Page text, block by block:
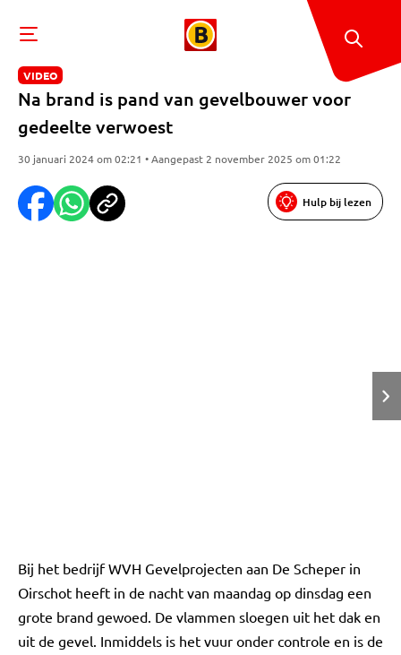
VIDEO
Na brand is pand van gevelbouwer voor
gedeelte verwoest
30 januari 2024 om 02:21 • Aangepast 2 november 2025 om 01:22
Hulp bij lezen
Bij het bedrijf WVH Gevelprojecten aan De Scheper in
Oirschot heeft in de nacht van maandag op dinsdag een
grote brand gewoed. De vlammen sloegen uit het dak en
uit de gevel. Inmiddels is het vuur onder controle en is de